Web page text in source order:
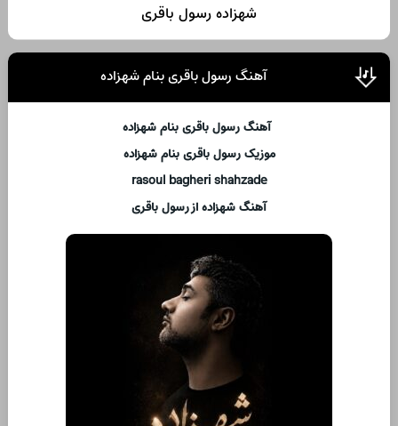
شهزاده رسول باقری
آهنگ رسول باقری بنام شهزاده
آهنگ رسول باقری بنام شهزاده
موزیک رسول باقری بنام شهزاده
rasoul bagheri shahzade
آهنگ شهزاده از رسول باقری